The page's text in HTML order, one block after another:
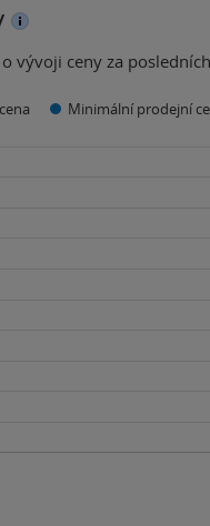
vývoji ceny za
Minimální prodejní